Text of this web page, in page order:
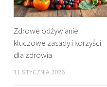
Zdrowe odżywianie:
kluczowe zasady i korzyści
dla zdrowia
11 STYCZNIA 2026